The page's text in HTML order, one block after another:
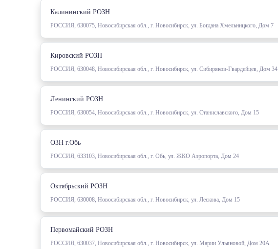
Калининский РОЗН
РОССИЯ, 630075, Новосибирская обл., г. Новосибирск, ул. Богдана Хмельницкого, Дом 7
Кировский РОЗН
РОССИЯ, 630048, Новосибирская обл., г. Новосибирск, ул. Сибиряков-Гвардейцев, Дом 34
Ленинский РОЗН
РОССИЯ, 630054, Новосибирская обл., г. Новосибирск, ул. Станиславского, Дом 15
ОЗН г.Обь
РОССИЯ, 633103, Новосибирская обл., г. Обь, ул. ЖКО Аэропорта, Дом 24
Октябрьский РОЗН
РОССИЯ, 630008, Новосибирская обл., г. Новосибирск, ул. Лескова, Дом 15
Первомайский РОЗН
РОССИЯ, 630037, Новосибирская обл., г. Новосибирск, ул. Марии Ульяновой, Дом 20А